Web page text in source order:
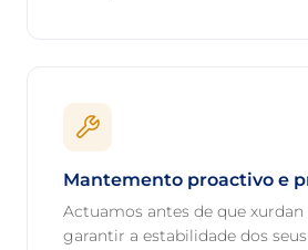
Mantemento proactivo e
Actuamos antes de que
garantir a estabilidade dos